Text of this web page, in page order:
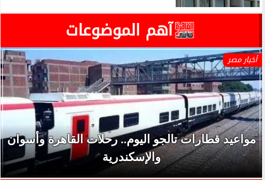
آهم الموضوعات
أخبار مصر
مواعيد قطارات تالجو اليوم.. رحلات القاهرة وأسوان
والإسكندرية